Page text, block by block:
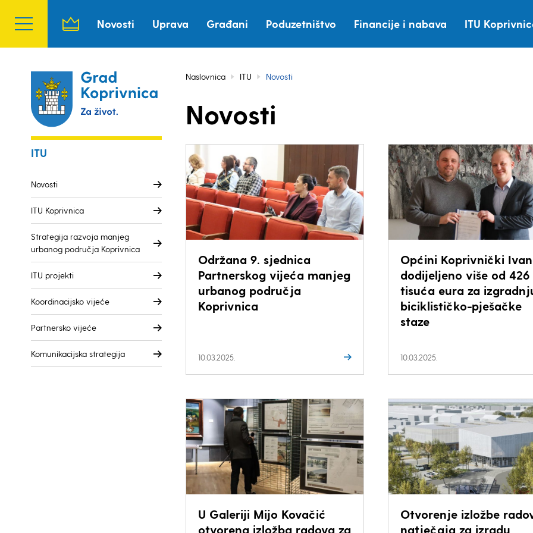
Novosti Uprava Građani Poduzetništvo Financije i nabava ITU
ITU
Novosti
ITU Koprivnica
Strategija razvoja manjeg
urbanog područja Koprivnica
ITU projekti
Koordinacijsko vijeće
Partnersko vijeće
Komunikacijska strategija
Naslovnica ITU Novosti
Novosti
Održana 9. sjednica
Partnerskog vijeća manjeg
urbanog područja
Koprivnica
10.03.2025.
Općini Koprivnički
dodijeljeno više od 426
tisuća eura za
biciklističko-pješačke
staze
10.03.2025.
U Galeriji Mijo Kovačić
otvorena izložba radova za
Otvorenje izložbe
natječaja za izradu